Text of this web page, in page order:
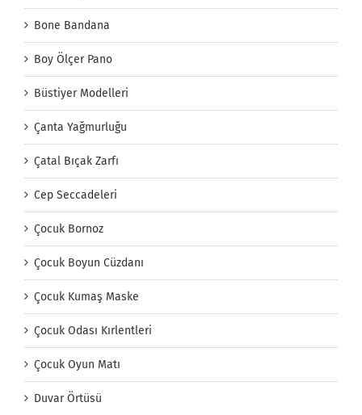
Bone Bandana
Boy Ölçer Pano
Büstiyer Modelleri
Çanta Yağmurluğu
Çatal Bıçak Zarfı
Cep Seccadeleri
Çocuk Bornoz
Çocuk Boyun Cüzdanı
Çocuk Kumaş Maske
Çocuk Odası Kırlentleri
Çocuk Oyun Matı
Duvar Örtüsü